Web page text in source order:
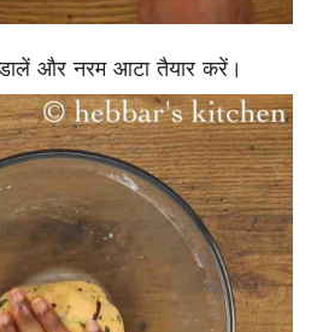
और नरम आटा तैयार करें।